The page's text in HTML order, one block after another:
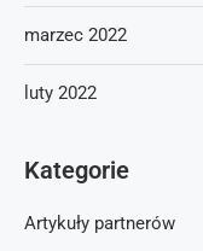
marzec 2022
luty 2022
Kategorie
Artykuły partnerów